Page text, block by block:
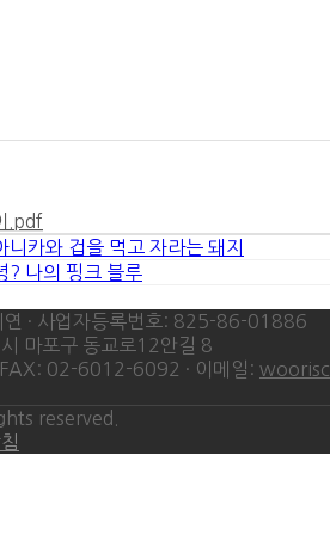
.pdf
니카와 겁을 먹고 자라는 돼지
? 나의 핑크 블루
연 · 사업자등록번호: 825-86-01886
마포구 동교로12안길 8
02-6012-6092 · 이메일:
reserved.